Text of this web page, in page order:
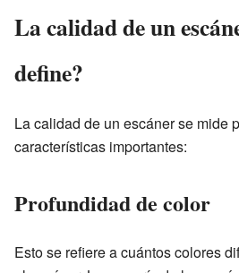
La calidad de un
define?
La calidad de un escáner se mide
características importantes:
Profundidad de color
Esto se refiere a cuántos colores